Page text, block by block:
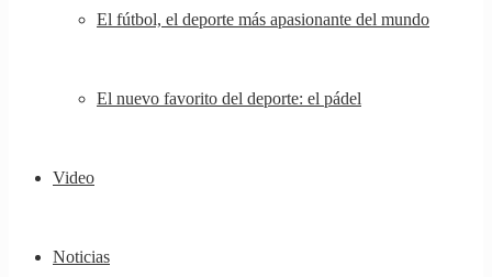
El fútbol, ​​el deporte más apasionante del mundo
El nuevo favorito del deporte: el pádel
Video
Noticias